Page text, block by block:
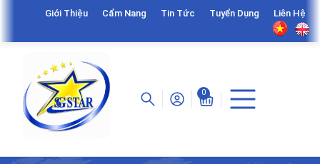
Giới Thiệu Cẩm Nang Tin Tức Tuyển Dụng Liên Hệ
0